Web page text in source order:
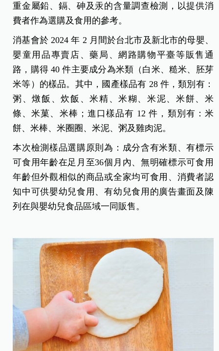
重金屬鉛、鎘、砷及汞的含量調查檢測，以提供消
費者作為選購及食用的參考。
消基會於 2024 年 2 月間於台北市及新北市的母嬰、
嬰童用品專賣店、藥局、網路購物平臺等販售通
路，購得 40 件主要成分為米類（白米、糙米、胚芽
米等）的樣品。其中，國產樣品有 28 件，類別有：
粥、燉飯、炊飯、米精、米糊、米泥、米餅、米
條、米菓、米棒；進口樣品有 12 件，類別有：米
餅、米棒、米圈圈、米泥、粥及雞肉泥。
本次檢測樣品選購原則為：成分含有米類、有標示
可食用年齡在足月至36個月內、無明確標示可食用
年齡但外觀相似的商品或全家均可食用、消費者認
知中可供嬰幼兒食用、有幼兒食用的廣告畫面及陳
列在與嬰幼兒食品區域一同販售。